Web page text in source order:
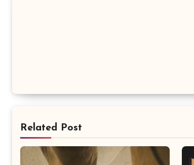
Related Post